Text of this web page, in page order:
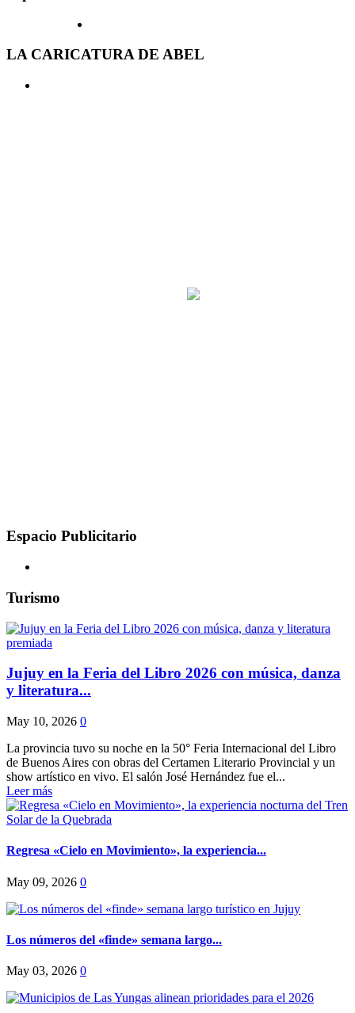
LA CARICATURA DE ABEL
Espacio Publicitario
Turismo
Jujuy en la Feria del Libro 2026 con música, danza
y literatura...
May 10, 2026 0
La provincia tuvo su noche en la 50° Feria Internacional del Libro
de Buenos Aires con obras del Certamen Literario Provincial y un
show artístico en vivo. El salón José Hernández fue el...
Leer más
Regresa «Cielo en Movimiento», la experiencia...
May 09, 2026 0
Los números del «finde» semana largo...
May 03, 2026 0